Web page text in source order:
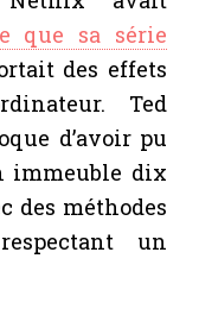
que sa série
des effets
Ted
d’avoir pu
immeuble dix
des méthodes
un